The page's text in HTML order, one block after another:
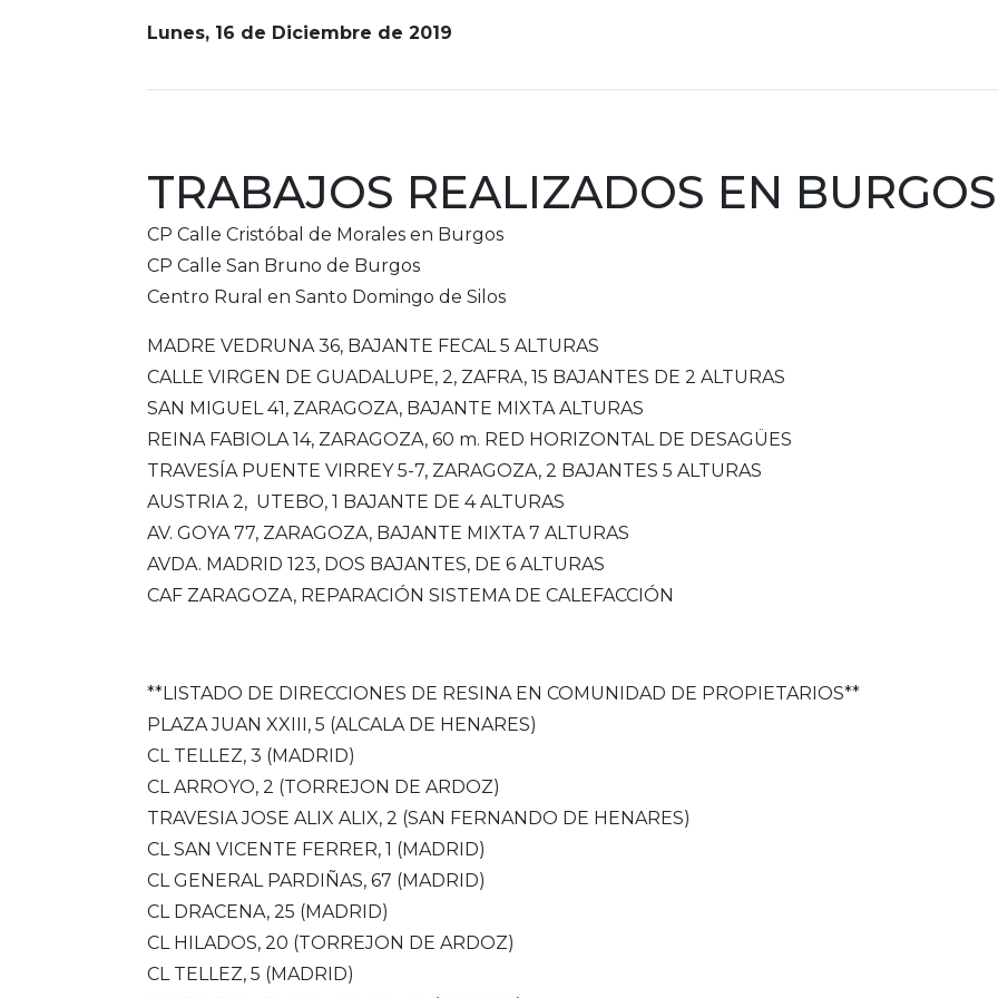
Lunes, 16 de Diciembre de 2019
TRABAJOS REALIZADOS EN BURGOS
CP Calle Cristóbal de Morales en Burgos
CP Calle San Bruno de Burgos
Centro Rural en Santo Domingo de Silos
MADRE VEDRUNA 36, BAJANTE FECAL 5 ALTURAS
CALLE VIRGEN DE GUADALUPE, 2, ZAFRA, 15 BAJANTES DE 2 ALTURAS
SAN MIGUEL 41, ZARAGOZA, BAJANTE MIXTA ALTURAS
REINA FABIOLA 14, ZARAGOZA, 60 m. RED HORIZONTAL DE DESAGÜES
TRAVESÍA PUENTE VIRREY 5-7, ZARAGOZA, 2 BAJANTES 5 ALTURAS
AUSTRIA 2, UTEBO, 1 BAJANTE DE 4 ALTURAS
AV. GOYA 77, ZARAGOZA, BAJANTE MIXTA 7 ALTURAS
AVDA. MADRID 123, DOS BAJANTES, DE 6 ALTURAS
CAF ZARAGOZA, REPARACIÓN SISTEMA DE CALEFACCIÓN
**LISTADO DE DIRECCIONES DE RESINA EN COMUNIDAD DE PROPIETARIOS**
PLAZA JUAN XXIII, 5 (ALCALA DE HENARES)
CL TELLEZ, 3 (MADRID)
CL ARROYO, 2 (TORREJON DE ARDOZ)
TRAVESIA JOSE ALIX ALIX, 2 (SAN FERNANDO DE HENARES)
CL SAN VICENTE FERRER, 1 (MADRID)
CL GENERAL PARDIÑAS, 67 (MADRID)
CL DRACENA, 25 (MADRID)
CL HILADOS, 20 (TORREJON DE ARDOZ)
CL TELLEZ, 5 (MADRID)